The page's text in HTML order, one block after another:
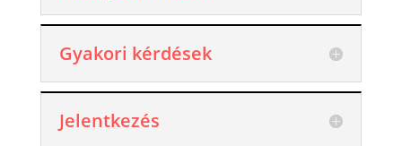
Gyakori kérdések
Jelentkezés